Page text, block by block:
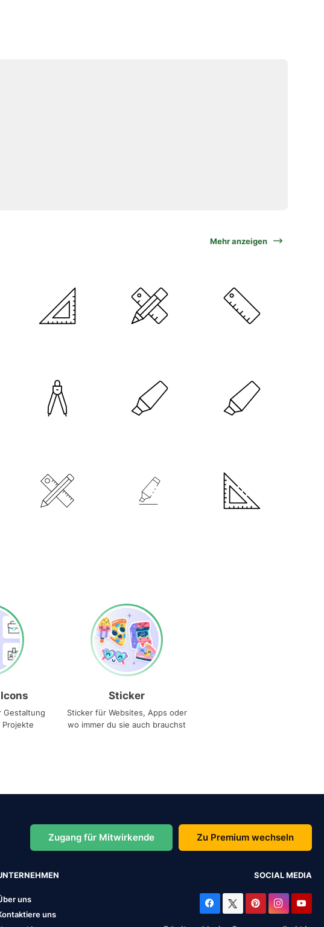
Mehr anzeigen
Gestaltung
Sticker
Sticker für Websites, Apps oder
wo immer du sie auch brauchst
Zugang für Mitwirkende Zu Premium wechseln
uns
uns
SOCIAL MEDIA